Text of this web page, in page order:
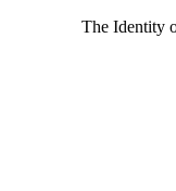
The Identity